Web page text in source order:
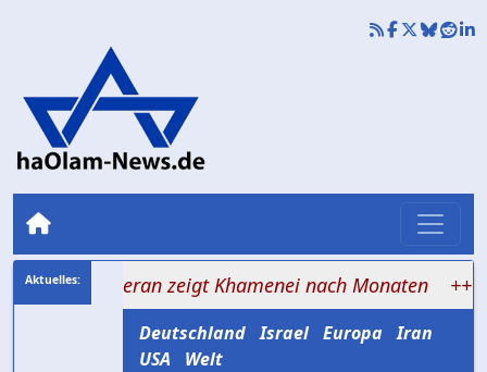
Teheran zeigt Khamenei nach Monaten +++
Deutschland Israel Europa Iran
USA
Welt